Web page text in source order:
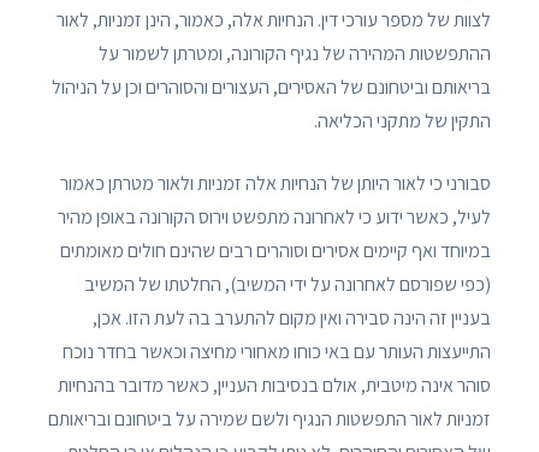
לצוות של מספר עורכי דין. הנחיות אלה, כאמור, הינן זמניות, לאור
ההתפשטות המהירה של נגיף הקורונה, ומטרתן לשמור על
בריאותם וביטחונם של האסירים, העצורים והסוהרים וכן על הניהול
התקין של מתקני הכליאה.
סבורני כי לאור היותן של הנחיות אלה זמניות ולאור מטרתן כאמור
לעיל, כאשר ידוע כי לאחרונה מתפשט וירוס הקורונה באופן מהיר
במיוחד ואף קיימים אסירים וסוהרים רבים שהינם חולים מאומתים
(כפי שפורסם לאחרונה על ידי המשיב), החלטתו של המשיב
בעניין זה הינה סבירה ואין מקום להתערב בה לעת הזו. אכן,
התייעצות העותר עם באי כוחו מאחורי מחיצה וכאשר בחדר נוכח
סוהר אינה מיטבית, אולם בנסיבות העניין, כאשר מדובר בהנחיות
זמניות לאור התפשטות הנגיף ולשם שמירה על ביטחונם ובריאותם